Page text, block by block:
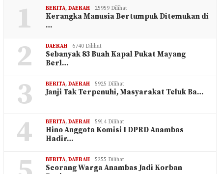
1 BERITA, DAERAH 25959 Dilihat
Kerangka Manusia Bertumpuk Ditemukan di
…
2 DAERAH 6740 Dilihat
Sebanyak 83 Buah Kapal Pukat Mayang
Berl…
3 BERITA, DAERAH 5925 Dilihat
Janji Tak Terpenuhi, Masyarakat Teluk Ba…
4 BERITA, DAERAH 5914 Dilihat
Hino Anggota Komisi I DPRD Anambas
Hadir…
BERITA, DAERAH 5255 Dilihat
Seorang Warga Anambas Jadi Korban